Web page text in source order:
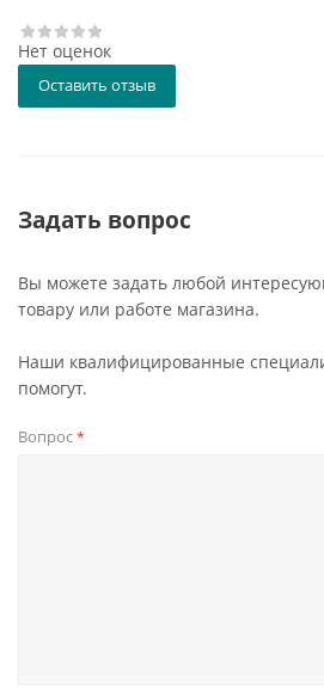
Нет оценок
Оставить отзыв
Задать вопрос
Вы можете задать любой
товару или работе магазина.
Наши квалифицированные
помогут.
Вопрос*